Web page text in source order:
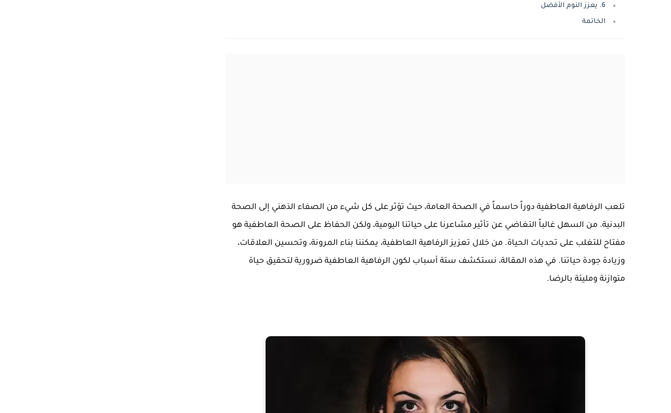
6. يعزز النوم الأفضل
الخاتمة
تلعب الرفاهية العاطفية دوراً حاسماً في الصحة العامة، حيث تؤثر على كل شيء من الصفاء الذهني إلى الصحة
البدنية. من السهل غالباً التغاضي عن تأثير مشاعرنا على حياتنا اليومية، ولكن الحفاظ على الصحة العاطفية هو
مفتاح للتغلب على تحديات الحياة. من خلال تعزيز الرفاهية العاطفية، يمكننا بناء المرونة، وتحسين العلاقات،
وزيادة جودة حياتنا. في هذه المقالة، نستكشف ستة أسباب لكون الرفاهية العاطفية ضرورية لتحقيق حياة
متوازنة ومليئة بالرضا.